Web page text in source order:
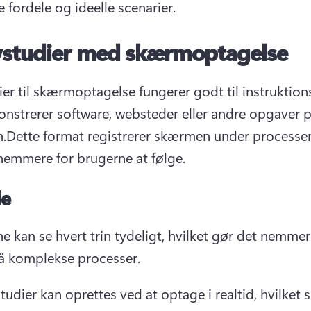
fordele og ideelle scenarier.
med skærmoptagelse
til skærmoptagelse fungerer godt til
software, websteder eller andre opgaver
Dette format registrerer skærmen under
for brugerne at følge.
kan se hvert trin tydeligt, hvilket gør det
komplekse processer.
kan oprettes ved at optage i realtid, hvilket